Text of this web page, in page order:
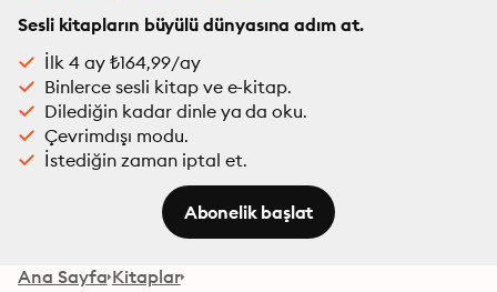
Sesli kitapların büyülü dünyasına adım at.
İlk 4 ay ₺164,99/ay
Binlerce sesli kitap ve e-kitap.
Dilediğin kadar dinle ya da oku.
Çevrimdışı modu.
İstediğin zaman iptal et.
Abonelik başlat
Ana Sayfa Kitaplar